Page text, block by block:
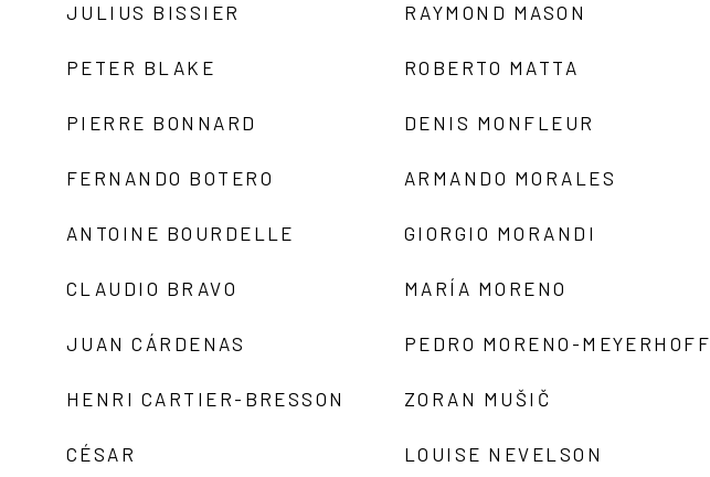
JULIUS BISSIER
PETER BLAKE
PIERRE BONNARD
FERNANDO BOTERO
ANTOINE BOURDELLE
CLAUDIO BRAVO
JUAN CÁRDENAS
HENRI CARTIER-BRESSON
CÉSAR
RAYMOND MASON
ROBERTO MATTA
DENIS MONFLEUR
ARMANDO MORALES
GIORGIO MORANDI
MARÍA MORENO
PEDRO MORENO-MEYERHOFF
ZORAN MUŠIČ
LOUISE NEVELSON